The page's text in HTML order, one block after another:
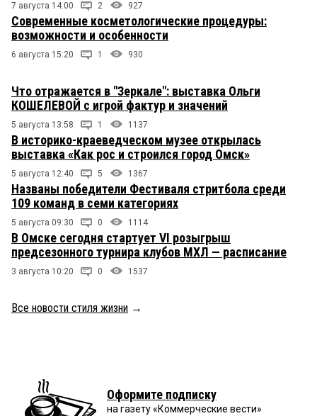
7 августа 14:00 2 927
Современные косметологические процедуры:
возможности и особенности
6 августа 15:20 1 930
Что отражается в "Зеркале": выставка Ольги
КОШЕЛЕВОЙ с игрой фактур и значений
5 августа 13:58 1 1137
В историко-краеведческом музее открылась
выставка «Как рос и строился город Омск»
5 августа 12:40 5 1367
Названы победители Фестиваля стритбола среди
109 команд в семи категориях
5 августа 09:30 0 1114
В Омске сегодня стартует VI розыгрыш
предсезонного турнира клубов МХЛ — расписание
3 августа 10:20 0 1537
Все новости стиля жизни →
Оформите подписку
на газету «Коммерческие вести»